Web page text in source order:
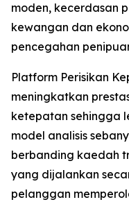
moden, kecerdasan
kewangan dan
pencegahan
Platform Perisikan
meningkatkan
ketepatan sehingga
model analisis
berbanding kaedah
yang dijalankan
pelanggan